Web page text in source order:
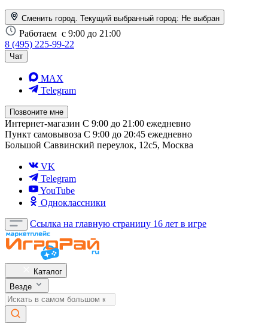
Сменить город. Текущий выбранный город: Не выбран
Работаем с 9:00 до 21:00
8 (495) 225-99-22
Чат
MAX
Telegram
Позвоните мне
Интернет-магазин С 9:00 до 21:00 ежедневно
Пункт самовывоза С 9:00 до 20:45 ежедневно
Большой Саввинский переулок, 12с5, Москва
VK
Telegram
YouTube
Одноклассники
Ссылка на главную страницу 16 лет в игре
Каталог
Везде